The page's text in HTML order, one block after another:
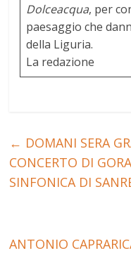
Dolceacqua, per
paesaggio che
della Liguria.
La redazione
← DOMANI SERA
CONCERTO DI
SINFONICA DI
ANTONIO